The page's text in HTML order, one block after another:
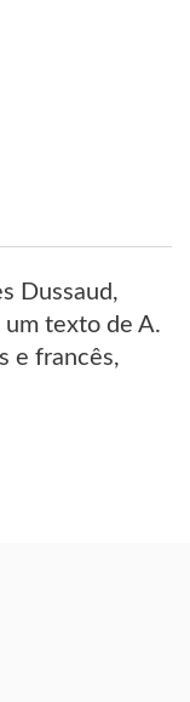
Dussaud,
texto de A.
e francês,